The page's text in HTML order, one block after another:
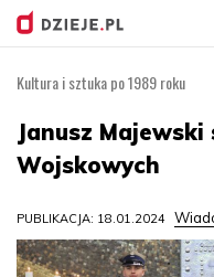
Kultura i sztuka po 1989 roku
Janusz
Wojskowych
PUBLIKACJA: 18.01.2024